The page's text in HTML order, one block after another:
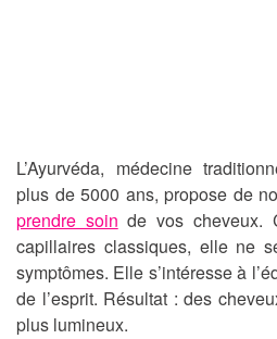
L’Ayurvéda, médecine
plus de 5000 ans, propose de
prendre soin de vos cheveux.
capillaires classiques, elle ne
symptômes. Elle s’intéresse à
de l’esprit. Résultat : des
plus lumineux.